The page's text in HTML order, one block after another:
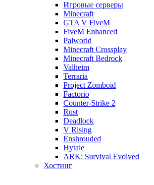
Игровые серверы
Minecraft
GTA V FiveM
FiveM Enhanced
Palworld
Minecraft Crossplay
Minecraft Bedrock
Valheim
Terraria
Project Zomboid
Factorio
Counter-Strike 2
Rust
Deadlock
V Rising
Enshrouded
Hytale
ARK: Survival Evolved
Хостинг